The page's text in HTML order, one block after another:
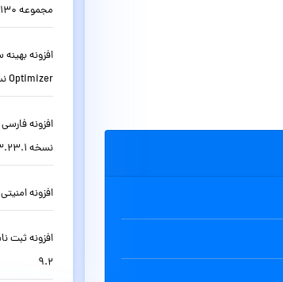
مجموعه 130 آیکون رایگان Icons8 به صورت SVG
Optimizer نسخه 1.8.4.2
نسخه 3.23.1
افزونه امنیتی Wordfence Security وردپرس نسخه 8.1.4
9.2